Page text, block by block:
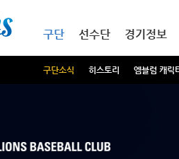
구단
구단소식 히스토리 엠블럼 캐릭
선수단 경기정보